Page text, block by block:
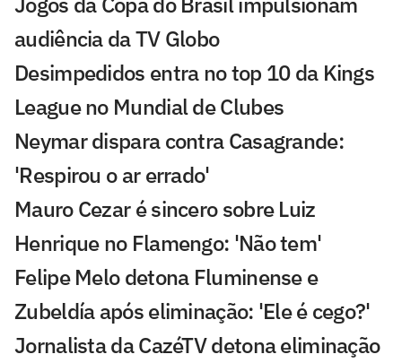
audiência da TV Globo
Desimpedidos entra no top 10 da Kings
League no Mundial de Clubes
Neymar dispara contra Casagrande:
'Respirou o ar errado'
Mauro Cezar é sincero sobre Luiz
Henrique no Flamengo: 'Não tem'
Felipe Melo detona Fluminense e
Zubeldía após eliminação: 'Ele é cego?'
Jornalista da CazéTV detona eliminação